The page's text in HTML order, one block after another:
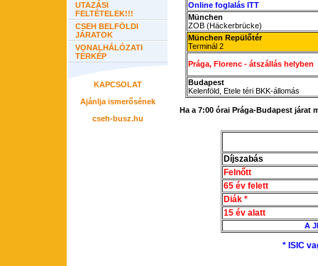
UTAZÁSI
FELTÉTELEK!!!
CSEH BELFÖLDI
JÁRATOK
VONALHÁLÓZATI
TÉRKÉP
KAPCSOLAT
Ajánlja ismerősének
cseh-busz.hu
Online foglalás ITT
München
ZOB (Häckerbrücke)
München Repülőtér
Terminál 2
Prága, Florenc - átszállás helyben
Budapest
Kelenföld, Etele téri BKK-állomás
Ha a 7:00 órai Prága-Budapest járat
Díjszabás
Felnőtt
65 év felett
Diák *
15 év alatt
A
* ISIC